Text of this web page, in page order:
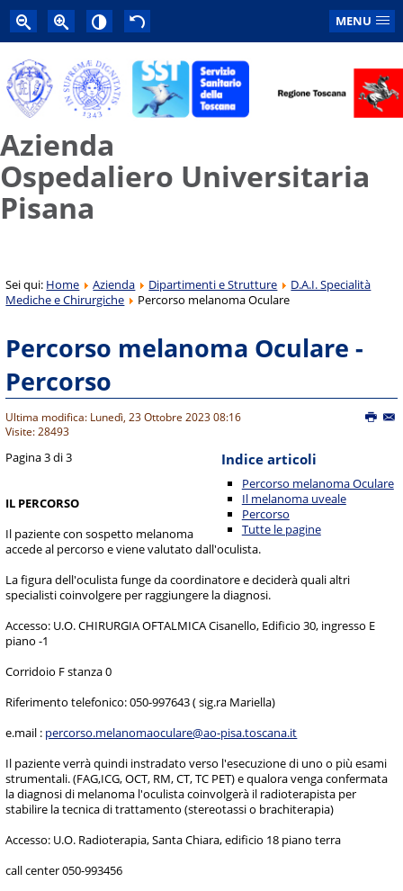
MENU
Azienda
Ospedaliero Universitaria
Pisana
Sei qui: Home Azienda Dipartimenti e Strutture
D.A.I. Specialità
Mediche e Chirurgiche
Percorso melanoma Oculare
Percorso melanoma Oculare -
Percorso
Ultima modifica: Lunedì, 23 Ottobre 2023 08:16
Visite: 28493
Indice articoli
Percorso melanoma Oculare
Il melanoma uveale
Percorso
Tutte le pagine
Pagina 3 di 3
IL PERCORSO
Il paziente con sospetto melanoma
accede al percorso e viene valutato dall'oculista.
La figura dell'oculista funge da coordinatore e deciderà quali altri
specialisti coinvolgere per raggiungere la diagnosi.
Accesso: U.O. CHIRURGIA OFTALMICA Cisanello, Edificio 30, ingresso E
piano -1
Corridoio F stanza 0
Riferimento telefonico: 050-997643 ( sig.ra Mariella)
e.mail : percorso.melanomaoculare@ao-pisa.toscana.it
Il paziente verrà quindi instradato verso l'esecuzione di uno o più esami
strumentali. (FAG,ICG, OCT, RM, CT, TC PET) e qualora venga confermata
la diagnosi di melanoma l'oculista coinvolgerà il radioterapista per
stabilire la tecnica di trattamento (stereotassi o brachiterapia)
Accesso: U.O. Radioterapia, Santa Chiara, edificio 18 piano terra
call center 050-993456